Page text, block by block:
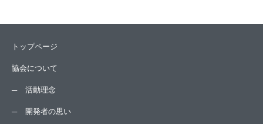
トップページ
協会について
活動理念
開発者の思い